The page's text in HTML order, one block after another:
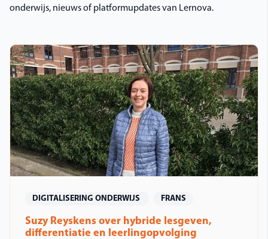
onderwijs, nieuws of platformupdates van Lernova.
DIGITALISERING ONDERWIJS FRANS
Suzy Reyskens over hybride lesgeven,
differentiatie en leerlingopvolging